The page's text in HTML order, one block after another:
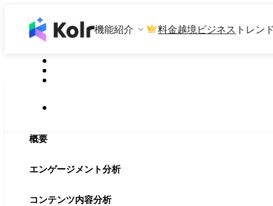
機能紹介 料金越境ビジネス トレン
概要
エンゲージメント分析
コンテンツ内容分析